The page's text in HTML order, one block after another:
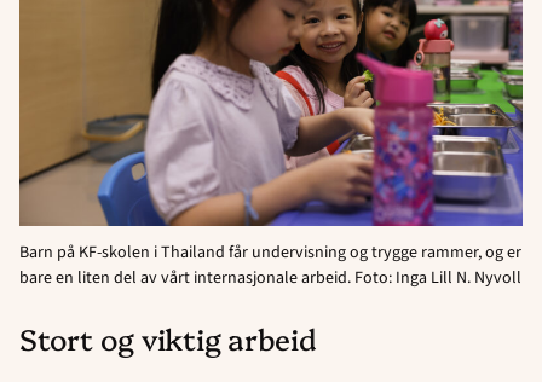
Barn på KF-skolen i Thailand får undervisning og trygge rammer, og er
bare en liten del av vårt internasjonale arbeid. Foto: Inga Lill N. Nyvoll
Stort og viktig arbeid